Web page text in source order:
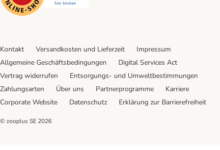
Kontakt Versandkosten und Lieferzeit
Impressum
Allgemeine Geschäftsbedingungen
Digital Services Act
Vertrag widerrufen
Entsorgungs- und Umweltbestimmungen
Zahlungsarten
Über uns Partnerprogramme
Karriere
Corporate Website
Datenschutz Erklärung zur Barrierefreiheit
© zooplus SE 2026